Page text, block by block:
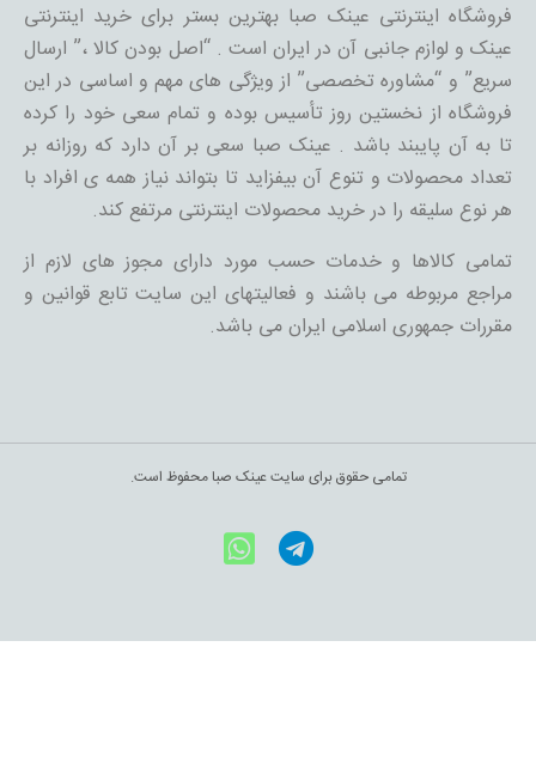
فروشگاه اینترنتی عینک صبا بهترین بستر برای خرید اینترنتی
عینک و لوازم جانبی آن در ایران است . “اصل بودن کالا ،” ارسال
سریع” و “مشاوره تخصصی” از ویژگی های مهم و اساسی در این
فروشگاه از نخستین روز تأسیس بوده و تمام سعی خود را کرده
تا به آن پایبند باشد . عینک صبا سعی بر آن دارد که روزانه بر
تعداد محصولات و تنوع آن بیفزاید تا بتواند نیاز همه ی افراد با
هر نوع سلیقه را در خرید محصولات اینترنتی مرتفع کند.
تمامی کالاها و خدمات حسب مورد دارای مجوز های لازم از
مراجع مربوطه می باشند و فعالیتهای این سایت تابع قوانین و
مقررات جمهوری اسلامی ایران می باشد.
تمامی حقوق برای سایت عینک صبا محفوظ است.
Telegram